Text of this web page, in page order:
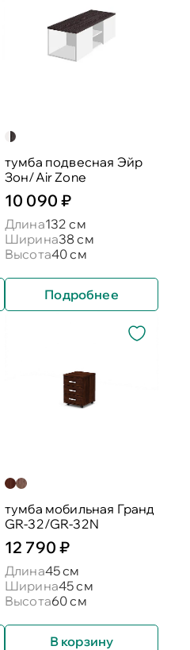
тумба подвесная Эйр
Зон/Air Zone
10 090 ₽
Длина132 см
Ширина38 см
Высота40 см
Подробнее
тумба мобильная Гранд
GR-32/GR-32N
12 790 ₽
Длина45 см
Ширина45 см
Высота60 см
В корзину